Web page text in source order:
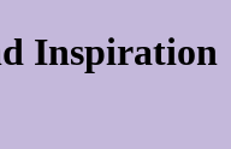
Inspiration